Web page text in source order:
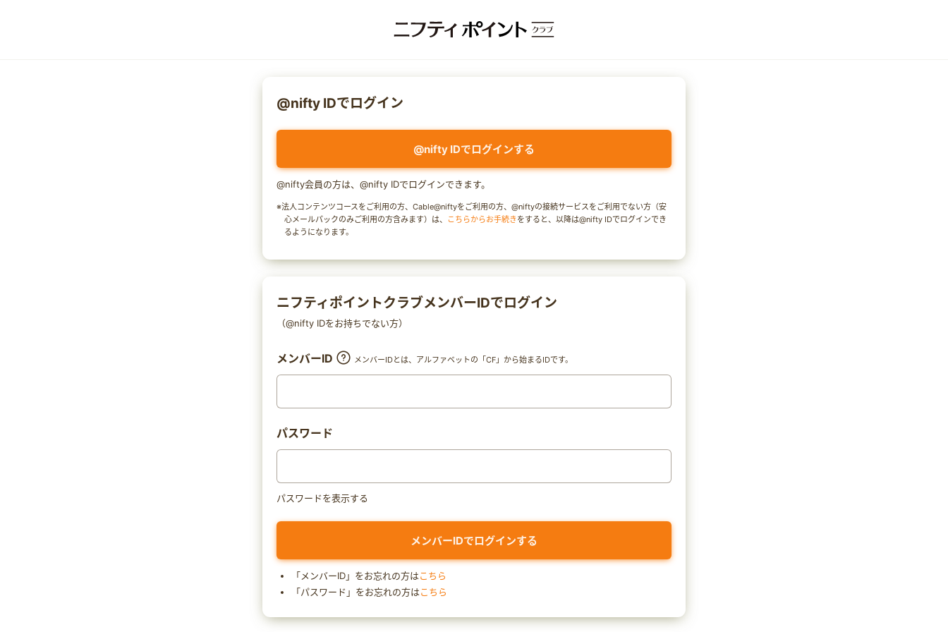
@nifty IDでログイン
@nifty IDでログインする
@nifty会員の方は、@nifty IDでログインできます。
※法人コンテンツコースをご利用の方、Cable@niftyをご利用の方、@niftyの接続サービスをご利用でない方（安
心メールパックのみご利用の方含みます）は、
こちらからお手続きをすると、以降は@nifty IDでログインでき
るようになります。
ニフティポイントクラブメンバーIDでログイン
（@nifty IDをお持ちでない方）
メンバーID メンバーIDとは、アルファベットの「CF」から始まるIDです。
パスワード
パスワードを表示する
「メンバーID」をお忘れの方はこちら
「パスワード」をお忘れの方はこちら